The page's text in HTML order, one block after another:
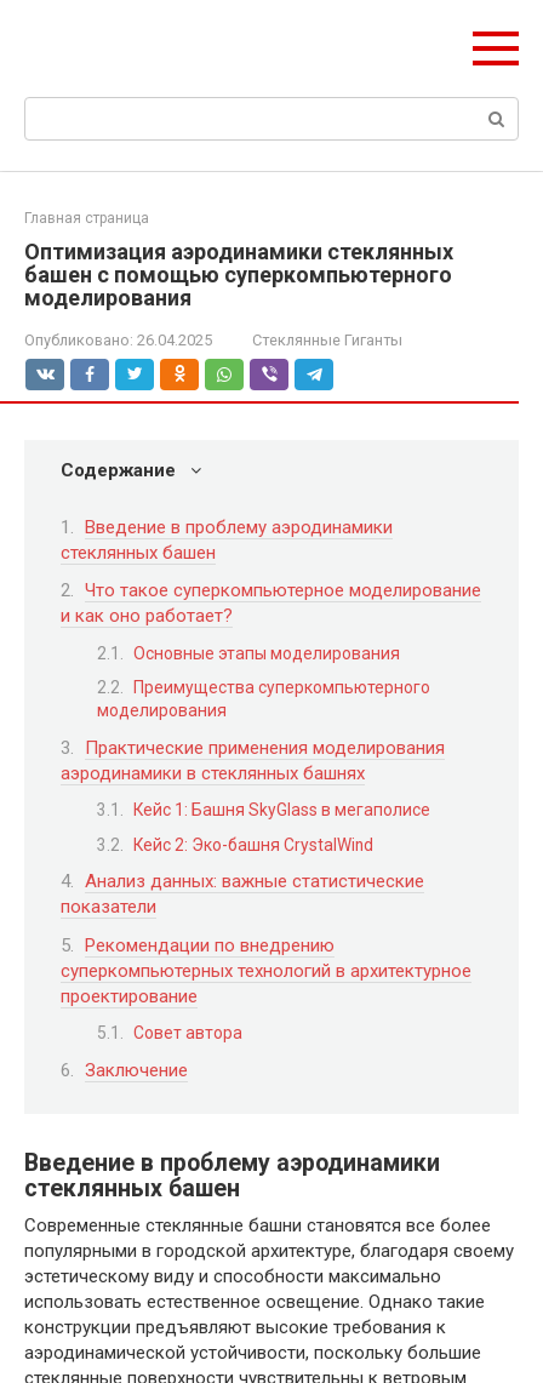
Поиск:
Главная страница
Оптимизация аэродинамики стеклянных
башен с помощью суперкомпьютерного
моделирования
Опубликовано: 26.04.2025 Стеклянные Гиганты
Содержание
Введение в проблему аэродинамики
стеклянных башен
Что такое суперкомпьютерное моделирование
и как оно работает?
Основные этапы моделирования
Преимущества суперкомпьютерного
моделирования
Практические применения моделирования
аэродинамики в стеклянных башнях
Кейс 1: Башня SkyGlass в мегаполисе
Кейс 2: Эко-башня CrystalWind
Анализ данных: важные статистические
показатели
Рекомендации по внедрению
суперкомпьютерных технологий в архитектурное
проектирование
Совет автора
Заключение
Введение в проблему аэродинамики
стеклянных башен
Современные стеклянные башни становятся все более
популярными в городской архитектуре, благодаря своему
эстетическому виду и способности максимально
использовать естественное освещение. Однако такие
конструкции предъявляют высокие требования к
аэродинамической устойчивости, поскольку большие
стеклянные поверхности чувствительны к ветровым